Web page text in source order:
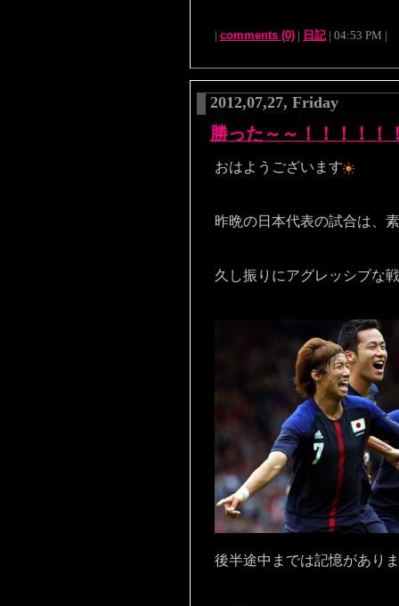
| comments (0)| 日記| 04:53 PM |
2012,07,27, Friday
勝った～～！！！！！
おはようございます
昨晩の日本代表の試合は、
久し振りにアグレッシブな
後半途中までは記憶があり